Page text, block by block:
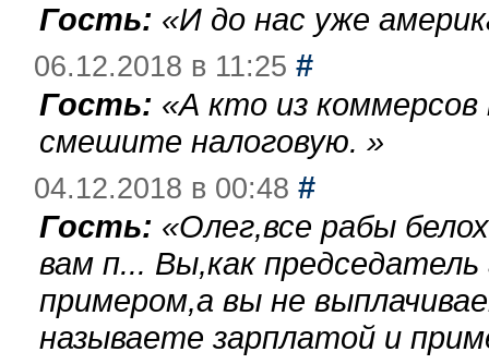
Гость: «И до нас уже
06.12.2018 в 11:25 #
Гость: «А кто из
смешите налоговую. »
04.12.2018 в 00:48 #
Гость: «Олег,все рабы
вам п... Вы,как
примером,а вы не
называете зарплатой и